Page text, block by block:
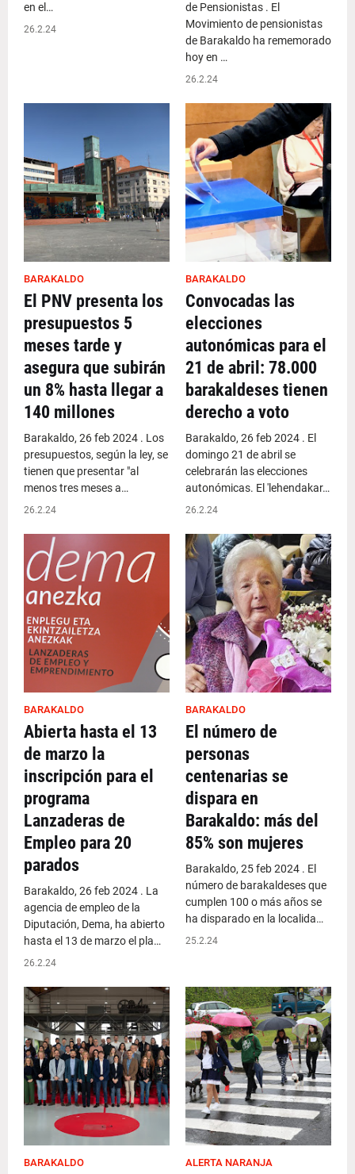
en el…
26.2.24
de Pensionistas . El
Movimiento de pensionistas
de Barakaldo ha rememorado
hoy en …
26.2.24
BARAKALDO
El PNV presenta los
presupuestos 5
meses tarde y
asegura que subirán
un 8% hasta llegar a
140 millones
Barakaldo, 26 feb 2024 . Los
presupuestos, según la ley, se
tienen que presentar "al
menos tres meses a…
26.2.24
BARAKALDO
Convocadas las
elecciones
autonómicas para el
21 de abril: 78.000
barakaldeses tienen
derecho a voto
Barakaldo, 26 feb 2024 . El
domingo 21 de abril se
celebrarán las elecciones
autonómicas. El 'lehendakar…
26.2.24
BARAKALDO
Abierta hasta el 13
de marzo la
inscripción para el
programa
Lanzaderas de
Empleo para 20
parados
Barakaldo, 26 feb 2024 . La
agencia de empleo de la
Diputación, Dema, ha abierto
hasta el 13 de marzo el pla…
26.2.24
BARAKALDO
El número de
personas
centenarias se
dispara en
Barakaldo: más del
85% son mujeres
Barakaldo, 25 feb 2024 . El
número de barakaldeses que
cumplen 100 o más años se
ha disparado en la localida…
25.2.24
BARAKALDO ALERTA NARANJA